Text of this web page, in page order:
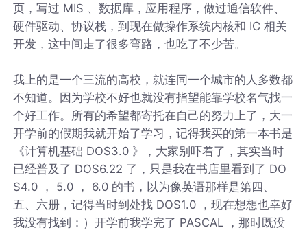
页，写过 MIS 、数据库，应用程序，做过通信软件、
硬件驱动、协议栈，到现在做操作系统内核和 IC 相关
开发，这中间走了很多弯路，也吃了不少苦。
我上的是一个三流的高校，就连同一个城市的人多数都
不知道。因为学校不好也就没有指望能靠学校名气找一
个好工作。所有的希望都寄托在自己的努力上了，大一
开学前的假期我就开始了学习，记得我买的第一本书是
《计算机基础 DOS3.0 》，大家别吓着了，其实当时
已经普及了 DOS6.22 了，只是我在书店里看到了 DO
S4.0 ， 5.0 ， 6.0 的书，以为像英语那样是第四、
五、六册，记得当时到处找 DOS1.0 ，现在想想也幸好
我没有找到：）开学前我学完了 PASCAL ，那时既没